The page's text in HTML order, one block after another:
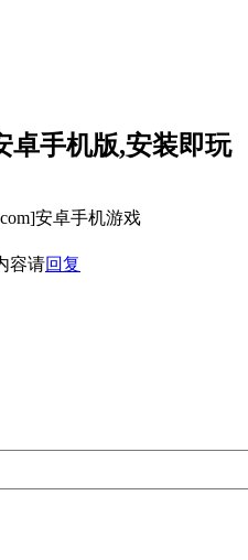
卓手机版,安装即玩
安卓手机游戏
容请回复